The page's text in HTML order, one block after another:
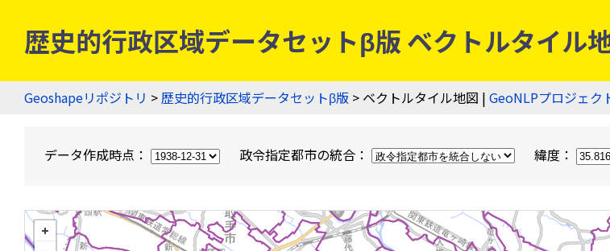
歴史的行政区域データセットβ版 ベクトルタイル
Geoshapeリポジトリ >歴史的行政区域データセットβ版 > ベクトルタイル地図 | GeoNLPプロジェク
データ作成時点： 政令指定都市の統合： 緯度：